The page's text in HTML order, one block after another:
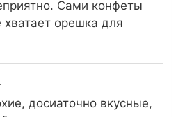
Сами конфеты
хватает орешка для
досиаточно вкусные,